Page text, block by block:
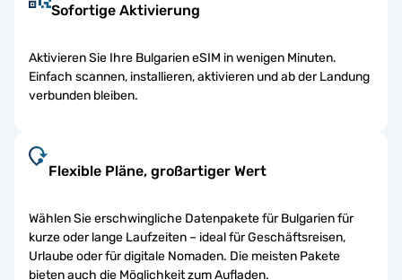
Sofortige Aktivierung
Aktivieren Sie Ihre Bulgarien eSIM in wenigen Minuten.
Einfach scannen, installieren, aktivieren und ab der Landung
verbunden bleiben.
Flexible Pläne, großartiger Wert
Wählen Sie erschwingliche Datenpakete für Bulgarien für
kurze oder lange Laufzeiten – ideal für Geschäftsreisen,
Urlaube oder für digitale Nomaden. Die meisten Pakete
bieten auch die Möglichkeit zum Aufladen.